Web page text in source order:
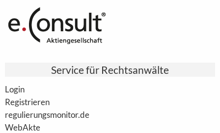
Service für Rechtsanwälte
Login
Registrieren
regulierungsmonitor.de
WebAkte